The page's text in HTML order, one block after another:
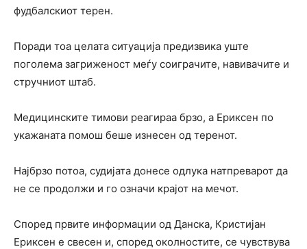
фудбалскиот терен.
Поради тоа целата ситуација предизвика уште
поголема загриженост меѓу соиграчите, навивачите и
стручниот штаб.
Медицинските тимови реагираа брзо, а Ериксен по
укажаната помош беше изнесен од теренот.
Најбрзо потоа, судијата донесе одлука натпреварот да
не се продолжи и го означи крајот на мечот.
Според првите информации од Данска, Кристијан
Ериксен е свесен и, според околностите, се чувствува